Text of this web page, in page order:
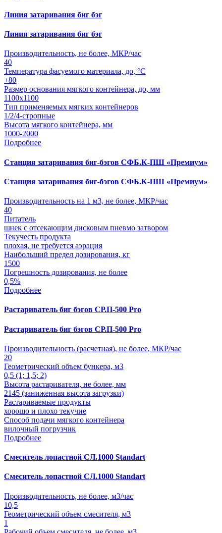
Линия затаривания биг бэг
Линия затаривания биг бэг
Производительность, не более, МКР/час
40
Температура фасуемого материала, до, °С
+80
Размер основания мягкого контейнера, до, мм
1100х1100
Тип применяемых мягких контейнеров
1/2/4-стропные
Высота мягкого контейнера, мм
1000-2000
Подробнее
Станция затаривания биг-бэгов СФБ.К-ПШ «Премиум»
Станция затаривания биг-бэгов СФБ.К-ПШ «Премиум»
Производительность на 1 м3, не более, МКР/час
40
Питатель
шнек с отсекающим дисковым пневмо затвором
Текучесть продукта
плохая, не требуется аэрация
Наибольший предел дозирования, кг
1500
Погрешность дозирования, не более
0,5%
Подробнее
Растариватель биг бэгов СР.П-500 Pro
Растариватель биг бэгов СР.П-500 Pro
Производительность (расчетная), не более, МКР/час
20
Геометрический объем бункера, м3
0,5 (1; 1,5; 2)
Высота растаривателя, не более, мм
2145 (заниженная высота загрузки)
Растариваемые продукты
хорошо и плохо текучие
Способ подачи мягкого контейнера
вилочный погрузчик
Подробнее
Смеситель лопастной СЛ.1000 Standart
Смеситель лопастной СЛ.1000 Standart
Производительность, не более, м3/час
10,5
Геометрический объем смесителя, м3
1